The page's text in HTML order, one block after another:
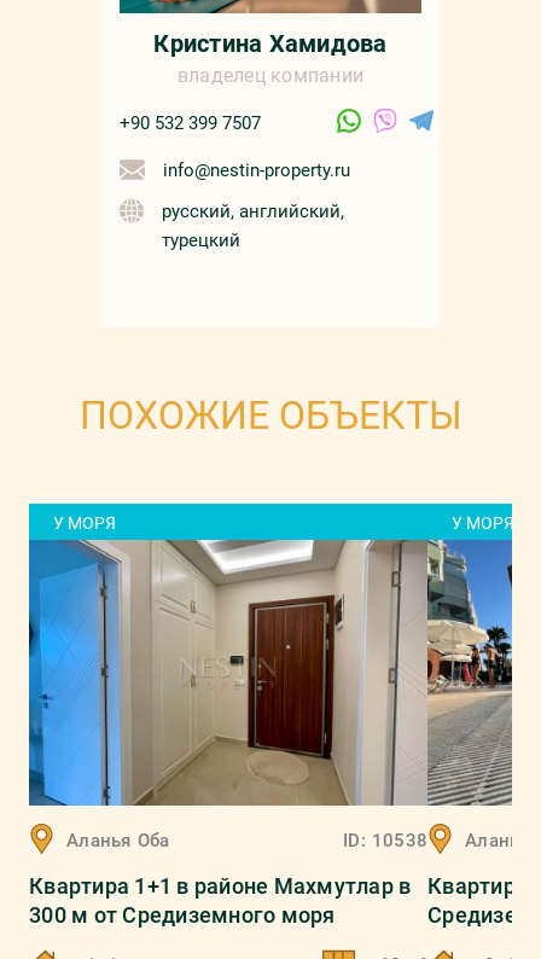
Кристина Хамидова
владелец компании
+90 532 399 7507
info@nestin-property.ru
русский, английский,
турецкий
ПОХОЖИЕ ОБЪЕКТЫ
У МОРЯ
Аланья Оба ID: 10538
Квартира 1+1 в районе Махмутлар в
300 м от Средиземного моря
У МОРЯ
Аланья
Квартира